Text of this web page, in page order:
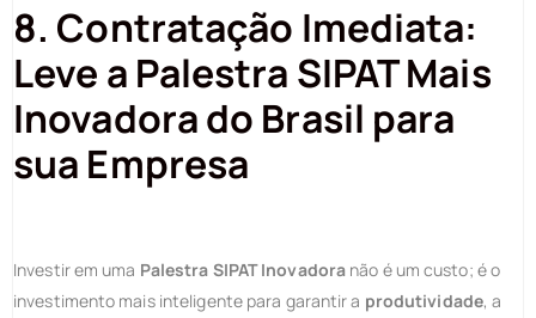
8. Contratação Imediata:
Leve a Palestra SIPAT Mais
Inovadora do Brasil para
sua Empresa
Investir em uma Palestra SIPAT Inovadora não é um custo; é o
investimento mais inteligente para garantir a produtividade, a